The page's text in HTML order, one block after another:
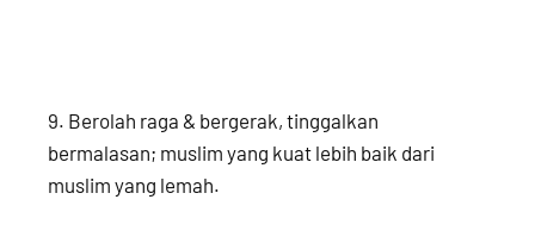
9. Berolah raga & bergerak, tinggalkan
bermalasan; muslim yang kuat lebih baik dari
muslim yang lemah.